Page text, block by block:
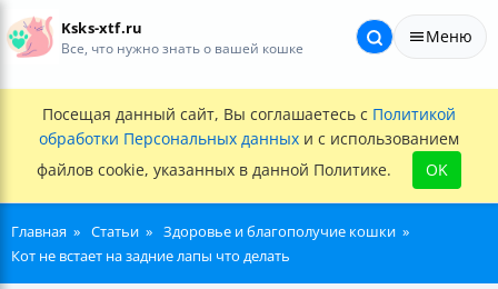
Ksks-xtf.ru
Все, что нужно знать о вашей кошке
Меню
Посещая данный сайт, Вы соглашаетесь с Политикой
обработки Персональных данных и с использованием
файлов cookie, указанных в данной Политике.
OK
Главная Статьи
Здоровье и благополучие кошки
Кот не встает на задние лапы что делать